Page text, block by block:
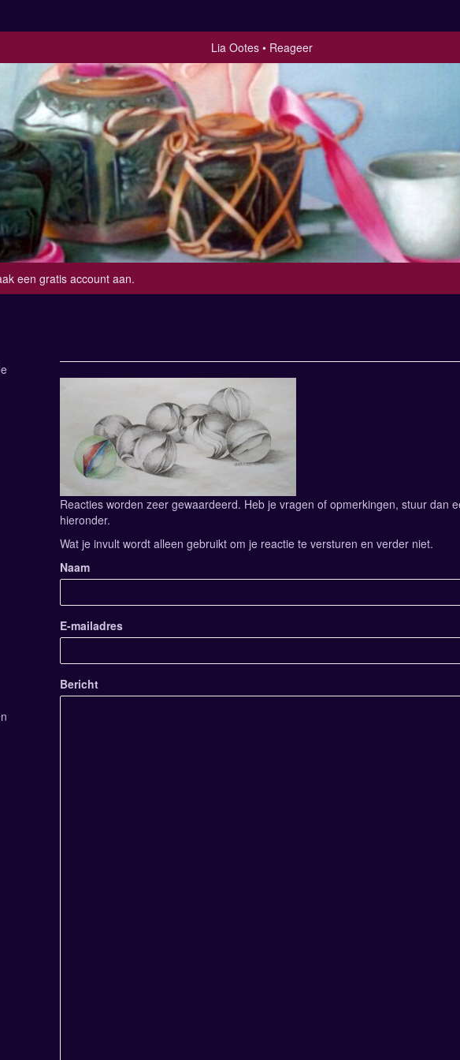
Lia Ootes Reageer
een gratis account aan.
Reacties worden zeer gewaardeerd. Heb je vragen of opmerkingen, stuur dan
hieronder.
Wat je invult wordt alleen gebruikt om je reactie te versturen en verder niet.
Naam
E-mailadres
Bericht